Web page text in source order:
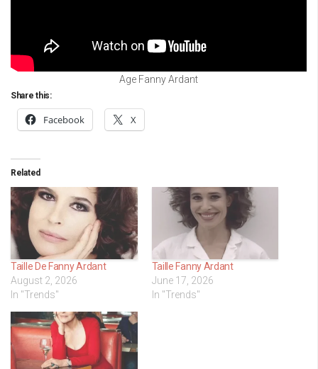
Age Fanny Ardant
Share this:
Facebook X
Related
Taille De Fanny Ardant
August 2, 2026
In "Trends"
Taille Fanny Ardant
June 17, 2026
In "Trends"